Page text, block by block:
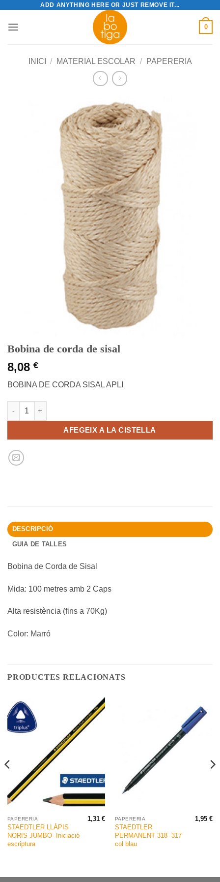
content
ADD ANYTHING HERE OR JUST REMOVE IT...
0
INICI / MATERIAL ESCOLAR / PAPERERIA
Bobina de corda de sisal
8,08 €
BOBINA DE CORDA SISAL APLI
quantitat de Bobina de corda de sisal
AFEGEIX A LA CISTELLA
DESCRIPCIÓ
GUIA DE TALLES
Bobina de Corda de Sisal
Mida: 100 metres amb 2 Caps
Alta resistència (fins a 70Kg)
Color: Marró
PRODUCTES RELACIONATS
PAPERERIA
STAEDTLER LLÀPIS
NORIS JUMBO -Iniciació
escriptura
1,31€ PAPERERIA
STAEDTLER
PERMANENT 318 -317
col blau
1,95€